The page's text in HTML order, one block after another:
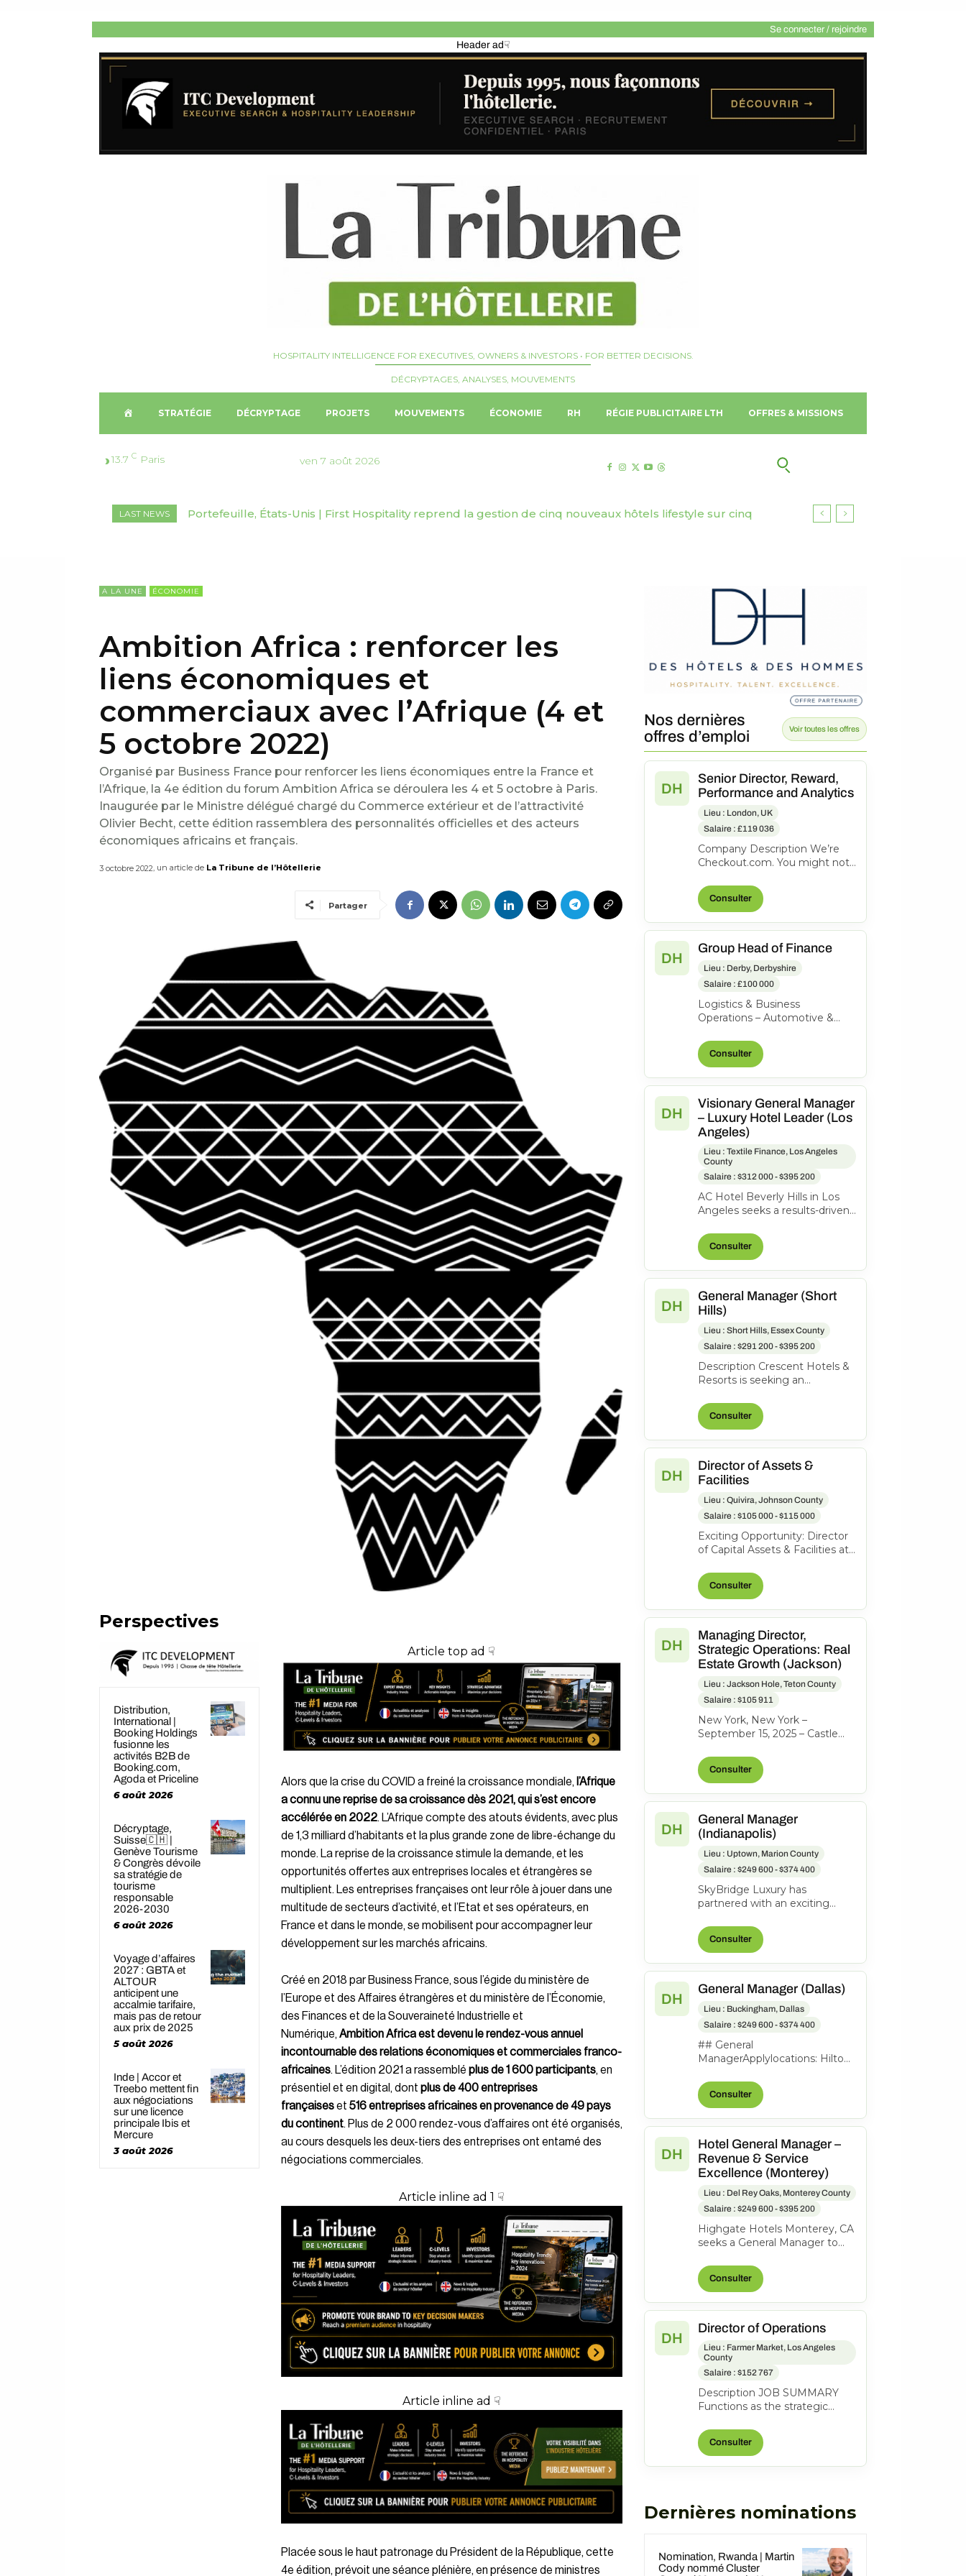
Se connecter / rejoindre
Header ad☟
HOSPITALITY INTELLIGENCE FOR EXECUTIVES, OWNERS & INVESTORS • FOR BETTER DECISIONS.
DÉCRYPTAGES, ANALYSES, MOUVEMENTS
U
I
STRATÉGIE DÉCRYPTAGE PROJETS MOUVEMENTS ÉCONOMIE RH RÉGIE PUBLICITAIRE LTH OFFRES & MISSIONS
13.7 C Paris ven 7 août 2026
LAST NEWS
Portefeuille, États-Unis | First Hospitality reprend la gestion de cinq nouveaux hôtels lifestyle sur cinq
Décryptage, Suisse🇨🇭 | Genève Tourisme & Congrès dévoile sa stratégie de tourisme responsable
A LA UNE ÉCONOMIE
Ambition Africa : renforcer les
liens économiques et
commerciaux avec l’Afrique (4 et
5 octobre 2022)
Organisé par Business France pour renforcer les liens économiques entre la France et
l’Afrique, la 4e édition du forum Ambition Africa se déroulera les 4 et 5 octobre à Paris.
Inaugurée par le Ministre délégué chargé du Commerce extérieur et de l’attractivité
Olivier Becht, cette édition rassemblera des personnalités officielles et des acteurs
économiques africains et français.
3 octobre 2022, un article de La Tribune de l’Hôtellerie
Partager
Perspectives
Distribution,
International |
Booking Holdings
fusionne les
activités B2B de
Booking.com,
Agoda et Priceline
6 août 2026
Décryptage,
Suisse🇨🇭 |
Genève Tourisme
& Congrès dévoile
sa stratégie de
tourisme
responsable
2026-2030
6 août 2026
Voyage d’affaires
2027 : GBTA et
ALTOUR
anticipent une
accalmie tarifaire,
mais pas de retour
aux prix de 2025
5 août 2026
Inde | Accor et
Treebo mettent fin
aux négociations
sur une licence
principale Ibis et
Mercure
3 août 2026
Article top ad ☟
Alors que la crise du COVID a freiné la croissance mondiale, l’Afrique
a connu une reprise de sa croissance dès 2021, qui s’est encore
accélérée en 2022. L’Afrique compte des atouts évidents, avec plus
de 1,3 milliard d’habitants et la plus grande zone de libre-échange du
monde. La reprise de la croissance stimule la demande, et les
opportunités offertes aux entreprises locales et étrangères se
multiplient. Les entreprises françaises ont leur rôle à jouer dans une
multitude de secteurs d’activité, et l’Etat et ses opérateurs, en
France et dans le monde, se mobilisent pour accompagner leur
développement sur les marchés africains.
Créé en 2018 par Business France, sous l’égide du ministère de
l’Europe et des Affaires étrangères et du ministère de l’Économie,
des Finances et de la Souveraineté Industrielle et
Numérique, Ambition Africa est devenu le rendez-vous annuel
incontournable des relations économiques et commerciales franco-
africaines. L’édition 2021 a rassemblé plus de 1 600 participants, en
présentiel et en digital, dont plus de 400 entreprises
françaiseset 516 entreprises africaines en provenance de 49 pays
du continent. Plus de 2 000 rendez-vous d’affaires ont été organisés,
au cours desquels les deux-tiers des entreprises ont entamé des
négociations commerciales.
Article inline ad 1 ☟
Article inline ad ☟
Placée sous le haut patronage du Président de la République, cette
4e édition, prévoit une séance plénière, en présence de ministres
Nos dernières
offres d’emploi
Voir toutes les offres
DH
Senior Director, Reward,
Performance and Analytics
Lieu : London, UK
Salaire : £119 036
Company Description We’re
Checkout.com. You might not
companies like eBay, Spotify,
Klarna, Uber,...
Consulter
DH
Group Head of Finance
Lieu : Derby, Derbyshire
Salaire : £100 000
Logistics & Business
Operations – Automotive &
Product | Private Equity-
Backed Our client is a...
Consulter
DH
Visionary General Manager
– Luxury Hotel Leader (Los
Angeles)
Lieu : Textile Finance, Los Angeles
County
Salaire : $312 000 - $395 200
AC Hotel Beverly Hills in Los
Angeles seeks a results-driven
200-room lifestyle hotel and...
Consulter
DH
General Manager (Short
Hills)
Lieu : Short Hills, Essex County
Salaire : $291 200 - $395 200
Description Crescent Hotels &
Resorts is seeking an
to lead the Hilton Short Hills. At
Cr...Consulter
DH
Director of Assets &
Facilities
Lieu : Quivira, Johnson County
Salaire : $105 000 - $115 000
Exciting Opportunity: Director
of Capital Assets & Facilities at
Consulting, Inc. About the
role...Consulter
DH
Managing Director,
Strategic Operations: Real
Estate Growth (Jackson)
Lieu : Jackson Hole, Teton County
Salaire : $105 911
New York, New York –
September 15, 2025 – Castle
or “CPH”), the investment firm
behind...
Consulter
DH
General Manager
(Indianapolis)
Lieu : Uptown, Marion County
Salaire : $249 600 - $374 400
SkyBridge Luxury has
partnered with an exciting
exceptional General Manager
to lead th...
Consulter
DH
General Manager (Dallas)
Lieu : Buckingham, Dallas
Salaire : $249 600 - $374 400
## General
ManagerApplylocations: Hilton
Downtowntime type: Full
timeposted on: Posted
Consulter
DH
Hotel General Manager –
Revenue & Service
Excellence (Monterey)
Lieu : Del Rey Oaks, Monterey County
Salaire : $249 600 - $395 200
Highgate Hotels Monterey, CA
seeks a General Manager to
profitability through revenue
grow...
Consulter
DH
Director of Operations
Lieu : Farmer Market, Los Angeles
County
Salaire : $152 767
Description JOB SUMMARY
Functions as the strategic
property's Hotel Operations.
Areas of respo...
Consulter
Dernières nominations
Nomination, Rwanda | Martin
Cody nommé Cluster